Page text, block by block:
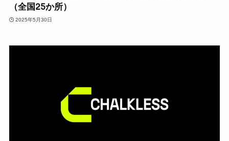
（全国25か所）
2025年5月30日